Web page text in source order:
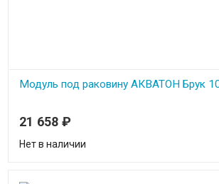
Модуль под раковину АКВАТОН Брук
Высота 50 см
Глубина 44.3 см
21 658 ₽
Нет в наличии